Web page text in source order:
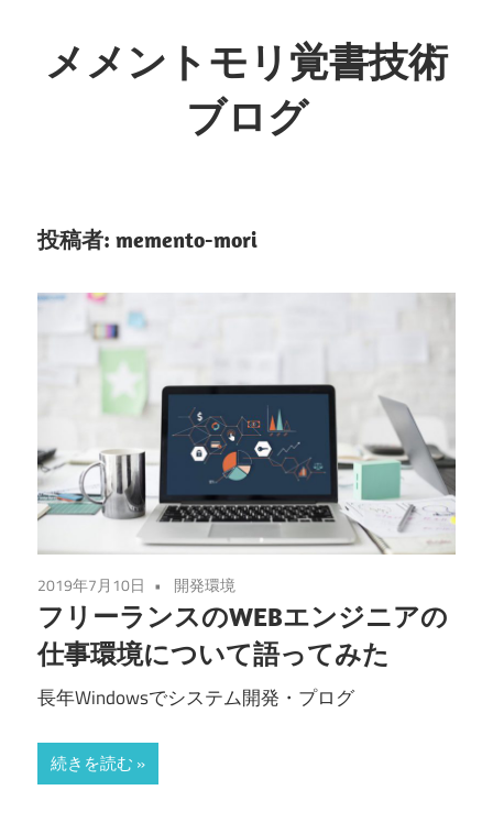
テ
キ
プ
メメントモリ覚書技術
ブログ
投稿者: memento-mori
2019年7月10日 開発環境
フリーランスのWEBエンジニアの
仕事環境について語ってみた
長年Windowsでシステム開発・プログ
続きを読む